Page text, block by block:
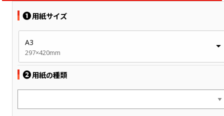
❶用紙サイズ
A3
297×420mm
❷用紙の種類